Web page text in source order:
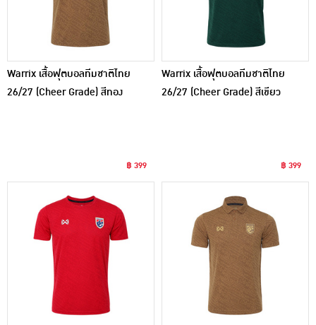
Warrix เสื้อฟุตบอลทีมชาติไทย
26/27 (Cheer Grade) สีทอง
฿ 399
Warrix เสื้อฟุตบอลทีมชาติไทย
26/27 (Cheer Grade) สีเขียว
฿ 399